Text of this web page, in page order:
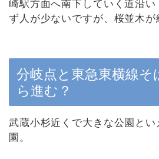
崎駅方面へ南下していく道沿
ず人が少ないですが、桜並木が
分岐点と東急東横線そ
ら進む？
武蔵小杉近くで大きな公園と
園。